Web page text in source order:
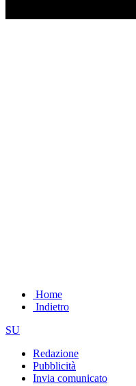
Home
Indietro
SU
Redazione
Pubblicità
Invia comunicato